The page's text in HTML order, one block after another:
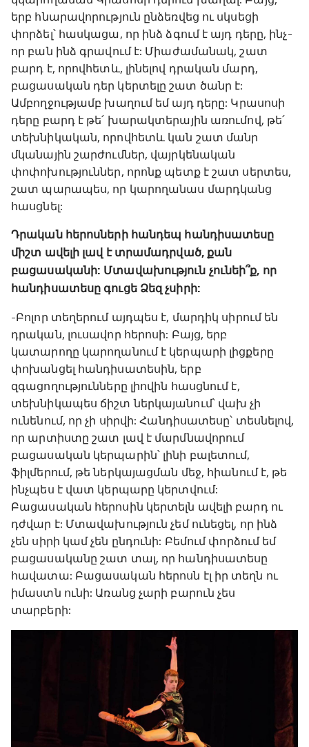
երբ հնարավորություն ընձեռվեց ու սկսեցի
փորձել՝ հասկացա, որ ինձ ձգում է այդ դերը, ինչ-
որ բան ինձ գրավում է: Միաժամանակ, շատ
բարդ է, որովհետև, լինելով դրական մարդ,
բացասական դեր կերտելը շատ ծանր է:
Ամբողջությամբ խաղում եմ այդ դերը: Կրասոսի
դերը բարդ է թե՛ խարակտերային առումով, թե՛
տեխնիկական, որովհետև կան շատ մանր
մկանային շարժումներ, վայրկենական
փոփոխություններ, որոնք պետք է շատ սերտես,
շատ պարապես, որ կարողանաս մարդկանց
հասցնել:
Դրական հերոսների հանդեպ հանդիսատեսը
միշտ ավելի լավ է տրամադրված, քան
բացասականի: Մտավախություն չունեի՞ք, որ
հանդիսատեսը գուցե Ձեզ չսիրի:
-Բոլոր տեղերում այդպես է, մարդիկ սիրում են
դրական, լուսավոր հերոսի: Բայց, երբ
կատարողը կարողանում է կերպարի լիցքերը
փոխանցել հանդիսատեսին, երբ
զգացողությունները լիովին հասցնում է,
տեխնիկապես ճիշտ ներկայանում՝ վախ չի
ունենում, որ չի սիրվի: Հանդիսատեսը՝ տեսնելով,
որ արտիստը շատ լավ է մարմնավորում
բացասական կերպարին՝ լինի բալետում,
ֆիլմերում, թե ներկայացման մեջ, հիանում է, թե
ինչպես է վատ կերպարը կերտվում:
Բացասական հերոսին կերտելն ավելի բարդ ու
դժվար է: Մտավախություն չեմ ունեցել, որ ինձ
չեն սիրի կամ չեն ընդունի: Բեմում փորձում եմ
բացասականը շատ տալ, որ հանդիսատեսը
հավատա: Բացասական հերոսն էլ իր տեղն ու
իմաստն ունի: Առանց չարի բարուն չես
տարբերի: